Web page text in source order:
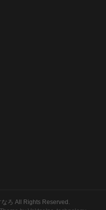
ろ All Rights Reserved.